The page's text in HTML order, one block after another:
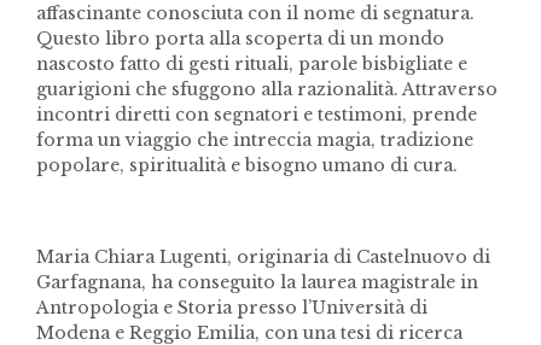
affascinante conosciuta con il nome di segnatura.
Questo libro porta alla scoperta di un mondo
nascosto fatto di gesti rituali, parole bisbigliate e
guarigioni che sfuggono alla razionalità. Attraverso
incontri diretti con segnatori e testimoni, prende
forma un viaggio che intreccia magia, tradizione
popolare, spiritualità e bisogno umano di cura.
Maria Chiara Lugenti, originaria di Castelnuovo di
Garfagnana, ha conseguito la laurea magistrale in
Antropologia e Storia presso l’Università di
Modena e Reggio Emilia, con una tesi di ricerca